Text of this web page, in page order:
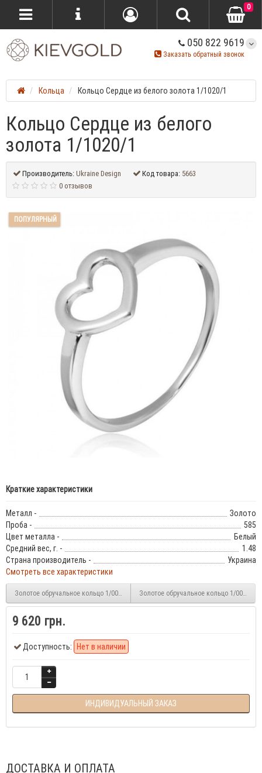
050 822 9619
Заказать обратный звонок
0
Кольца Кольцо Сердце из белого золота 1/1020/1
Кольцо Сердце из белого
золота 1/1020/1
Производитель:Ukraine Design Код товара: 5663
0 отзывов
ПОПУЛЯРНЫЙ
Краткие характеристики
Металл -
Золото
Проба -
585
Цвет металла -
Белый
Средний вес, г. -
1.48
Страна производитель -
Украина
Смотреть все характеристики
Золотое обручальное кольцо 1/0004 Золотое обручальное кольцо 1/0005
9 620 грн.
Доступность: Нет в наличии
ИНДИВИДУАЛЬНЫЙ ЗАКАЗ
ДОСТАВКА И ОПЛАТА